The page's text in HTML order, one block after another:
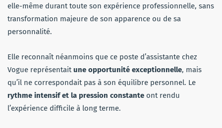
elle-même durant toute son expérience professionnelle, sans
transformation majeure de son apparence ou de sa
personnalité.
Elle reconnaît néanmoins que ce poste d’assistante chez
Vogue représentaitune opportunité exceptionnelle, mais
qu’il ne correspondait pas à son équilibre personnel. Le
rythme intensif et la pression constante ont rendu
l’expérience difficile à long terme.